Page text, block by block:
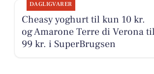
DAGLIGVARER
Cheasy yoghurt til kun 10 kr.
og Amarone Terre di Verona til
99 kr. i SuperBrugsen